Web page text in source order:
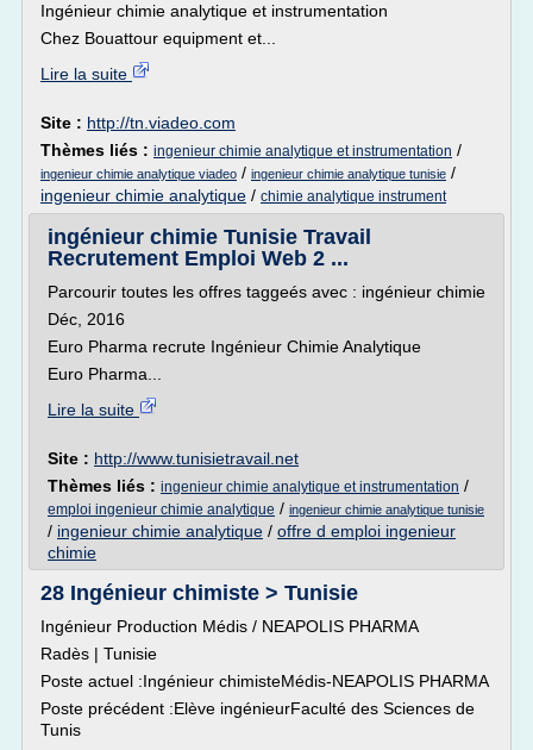
Ingénieur chimie analytique et instrumentation
Chez Bouattour equipment et...
Lire la suite
Site : http://tn.viadeo.com
Thèmes liés : ingenieur chimie analytique et instrumentation /
ingenieur chimie analytique viadeo / ingenieur chimie analytique tunisie /
ingenieur chimie analytique / chimie analytique instrument
ingénieur chimie Tunisie Travail
Recrutement Emploi Web 2 ...
Parcourir toutes les offres taggeés avec : ingénieur chimie
Déc, 2016
Euro Pharma recrute Ingénieur Chimie Analytique
Euro Pharma...
Lire la suite
Site : http://www.tunisietravail.net
Thèmes liés : ingenieur chimie analytique et instrumentation /
emploi ingenieur chimie analytique / ingenieur chimie analytique tunisie
/ ingenieur chimie analytique / offre d emploi ingenieur
chimie
28 Ingénieur chimiste > Tunisie
Ingénieur Production Médis / NEAPOLIS PHARMA
Radès | Tunisie
Poste actuel :Ingénieur chimisteMédis-NEAPOLIS PHARMA
Poste précédent :Elève ingénieurFaculté des Sciences de
Tunis